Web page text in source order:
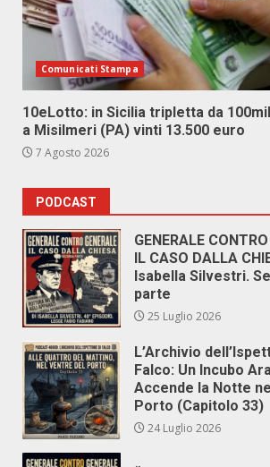
Comunicati Stampa
10eLotto: in Sicilia tripletta da
a Misilmeri (PA) vinti 13.500 euro
7 Agosto 2026
PODCAST
GENERALE
IL CASO DALLA
Isabella Silvestri.
parte
25 Luglio 2026
L’Archivio
Falco: Un Incubo
Accende la Notte
Porto (Capitolo 33)
24 Luglio 2026